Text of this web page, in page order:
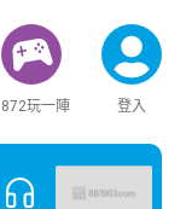
玩一陣 登入